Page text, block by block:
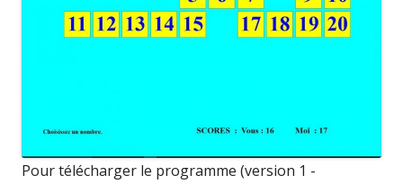
Pour télécharger le programme (version 1 -